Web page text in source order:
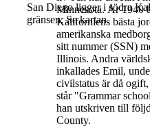
Minnesota. År 1940
Kaliforniens bästa
amerikanska
sitt nummer (SSN)
Illinois. Andra
inkallades Emil,
civilstatus är då
står "Grammar
han utskriven till
County.
San Diego ligger i södra
gränsen.Se kartan.